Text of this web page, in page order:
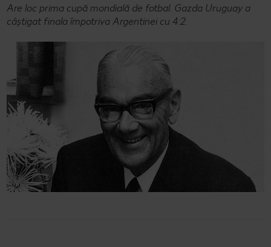
Are loc prima cupă mondială de fotbal. Gazda Uruguay a
câștigat finala împotriva Argentinei cu 4:2.